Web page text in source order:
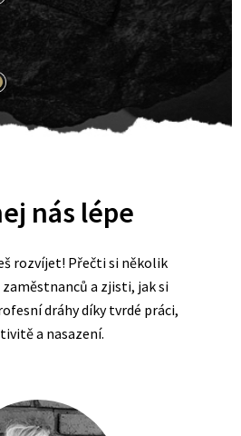
nás lépe
rozvíjet! Přečti si několik
a zjisti, jak si
dráhy díky tvrdé práci,
a nasazení.